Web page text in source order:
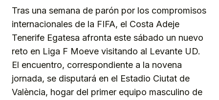
Tras una semana de parón por los compromisos
internacionales de la FIFA, el Costa Adeje
Tenerife Egatesa afronta este sábado un nuevo
reto en Liga F Moeve visitando al Levante UD.
El encuentro, correspondiente a la novena
jornada, se disputará en el Estadio Ciutat de
València, hogar del primer equipo masculino de